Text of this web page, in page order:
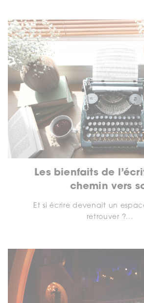
Les bienfaits de
chemin vers
Et si écrire devenait un
retrouver ?...